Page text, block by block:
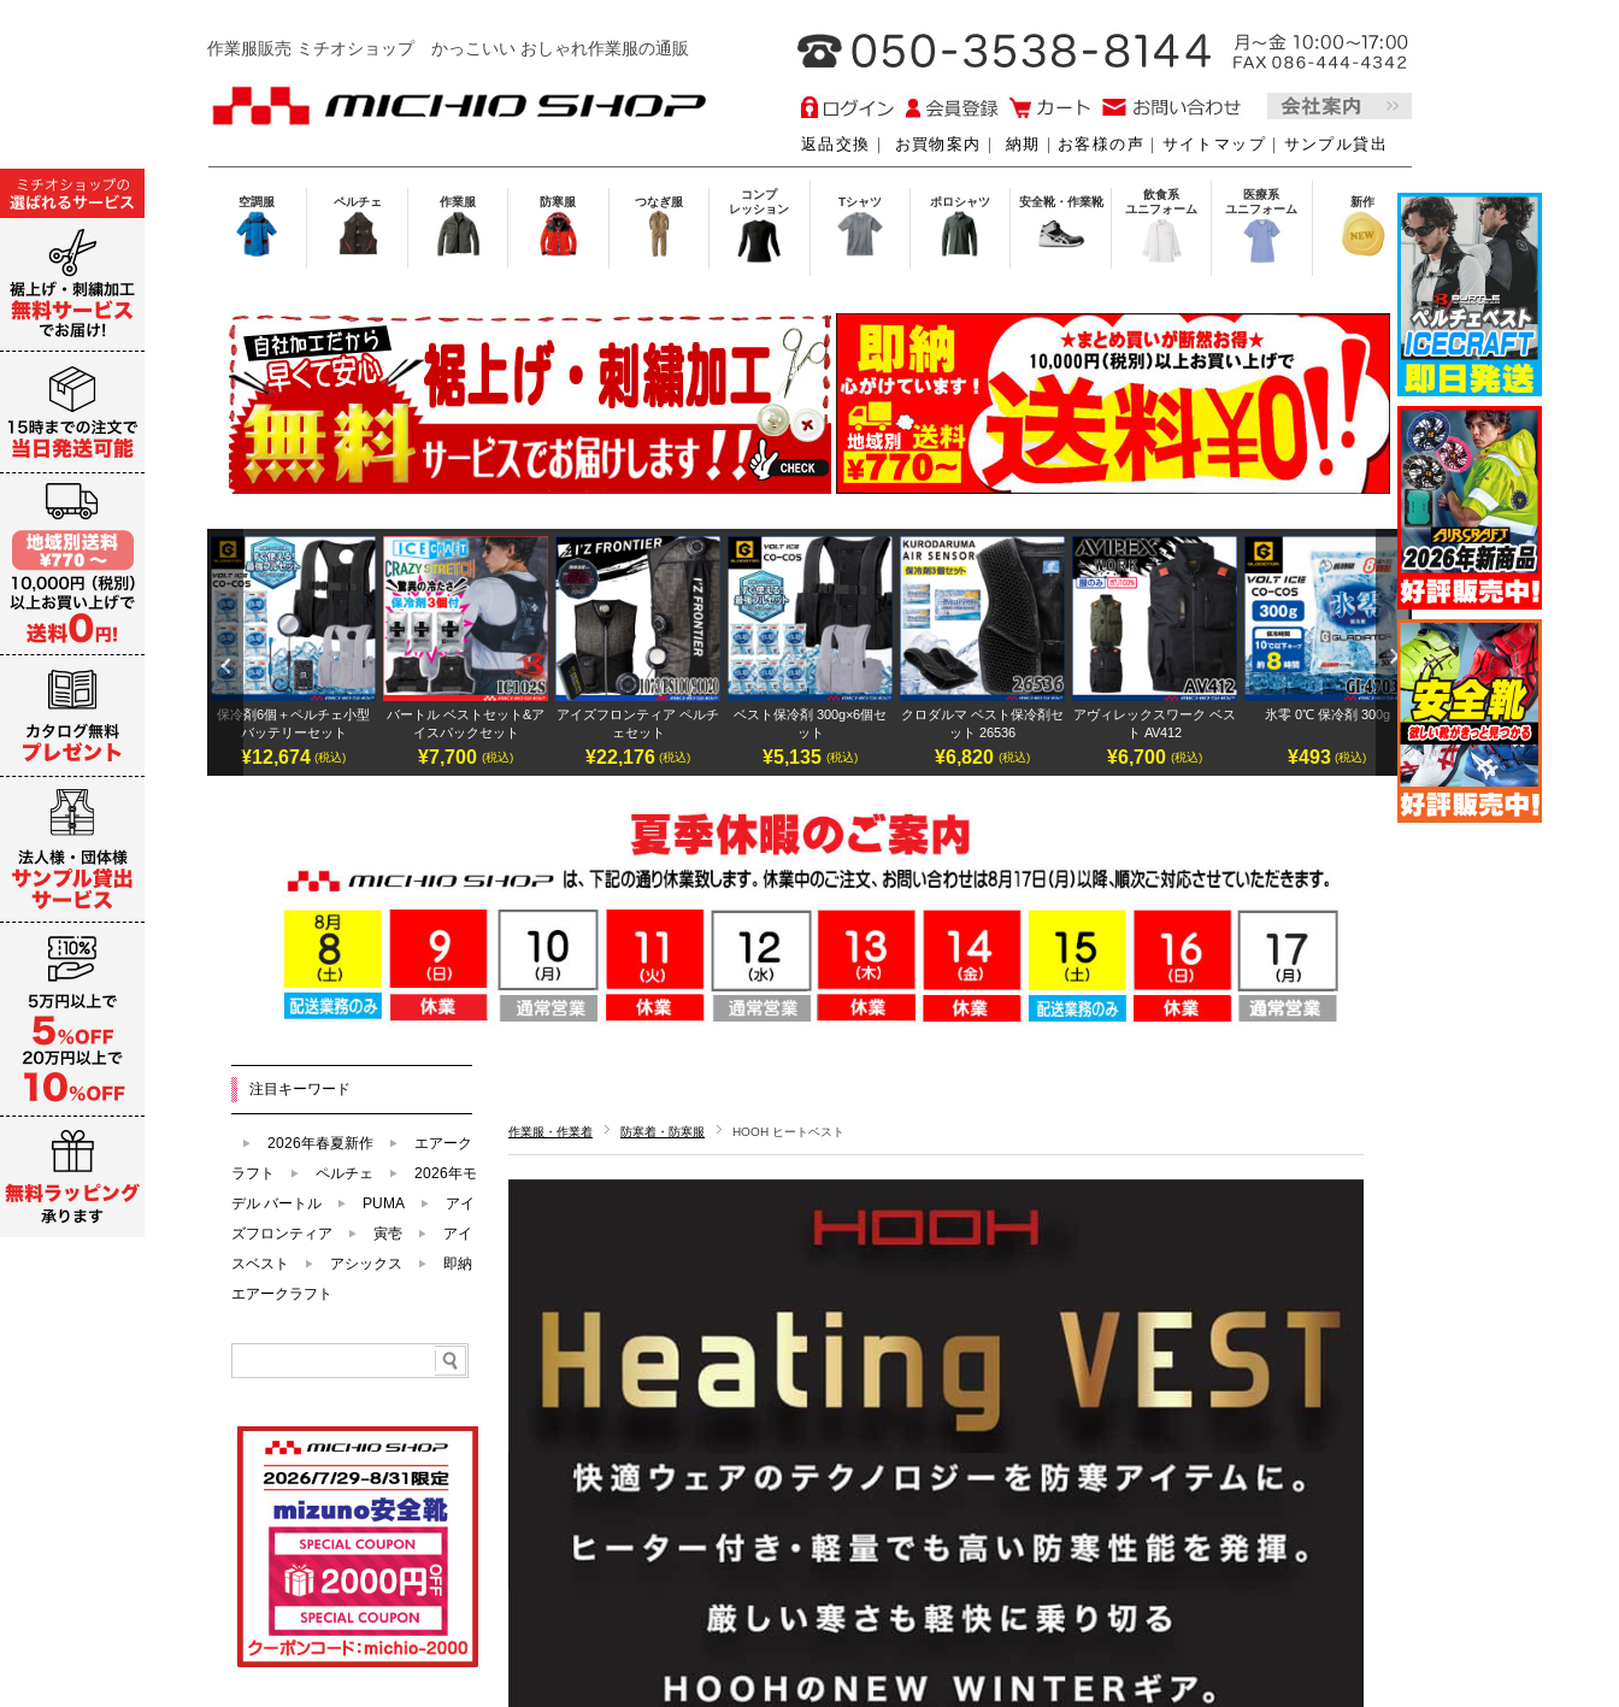
作業服販売 ミチオショップかっこいい おしゃれ作業服の通販
返品交換 ｜ お買物案内 ｜ 納期 ｜ お客様の声 ｜ サイトマップ ｜ サンプル貸出
空調服 ペルチェ 作業服 防寒服 つなぎ服
コンプ
レッション
Tシャツ ポロシャツ 安全靴・作業靴
飲食系
ユニフォーム
医療系
ユニフォーム
新作
Previ
ous
アイズフロンティア 32Vバ
ッテリーセット
¥19,987～
保冷剤6個＋ペルチェ小型
バッテリーセット
¥12,674 (税込)
バートル ベストセット&ア
イスパックセット
¥7,700 (税込)
アイズフロンティア ペルチ
ェセット
¥22,176 (税込)
ベスト保冷剤 300g×6個セ
ット
¥5,135 (税込)
クロダルマ ベスト保冷剤セ
ット 26536
¥6,820 (税込)
アヴィレックスワーク ベス
ト AV412
¥6,700 (税込)
氷零 0℃ 保冷剤 300g
¥493 (税込)
アヴィレックスワーク 半袖
ブルゾン AV413
¥7,500 (税込)
Next
作業服・作業着 防寒着・防寒服 HOOH ヒートベスト
注目キーワード
2026年春夏新作
エアーク
ラフト
ペルチェ
2026年モ
デル バートル
PUMA
アイ
ズフロンティア
寅壱
アイ
スベスト
アシックス
即納
エアークラフト